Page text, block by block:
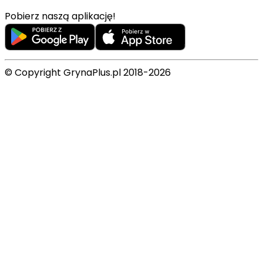
Pobierz naszą aplikację!
© Copyright GrynaPlus.pl 2018-2026